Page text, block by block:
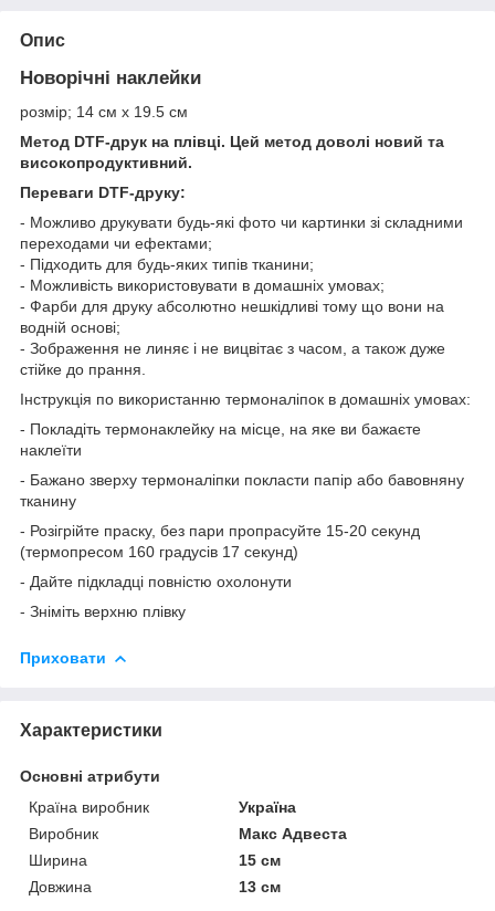
Опис
Новорічні наклейки
розмір; 14 см х 19.5 см
Метод DTF-друк на плівці. Цей метод доволі новий та
високопродуктивний.
Переваги DTF-друку:
- Можливо друкувати будь-які фото чи картинки зі складними
переходами чи ефектами;
- Підходить для будь-яких типів тканини;
- Можливість використовувати в домашніх умовах;
- Фарби для друку абсолютно нешкідливі тому що вони на
водній основі;
- Зображення не линяє і не вицвітає з часом, а також дуже
стійке до прання.
Інструкція по використанню термоналіпок в домашніх умовах:
- Покладіть термонаклейку на місце, на яке ви бажаєте
наклеїти
- Бажано зверху термоналіпки покласти папір або бавовняну
тканину
- Розігрійте праску, без пари пропрасуйте 15-20 секунд
(термопресом 160 градусів 17 секунд)
- Дайте підкладці повністю охолонути
- Зніміть верхню плівку
Приховати
Характеристики
Основні атрибути
Країна виробник
Україна
Виробник
Макс Адвеста
Ширина
15 см
Довжина
13 см